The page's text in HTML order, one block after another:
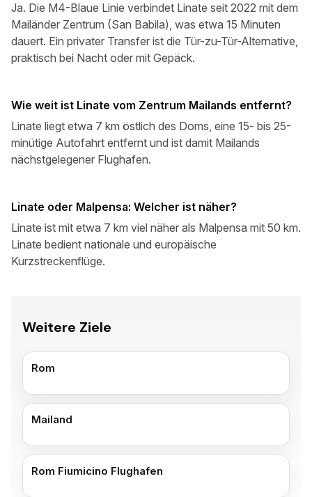
Ja. Die M4-Blaue Linie verbindet Linate seit 2022 mit dem
Mailänder Zentrum (San Babila), was etwa 15 Minuten
dauert. Ein privater Transfer ist die Tür-zu-Tür-Alternative,
praktisch bei Nacht oder mit Gepäck.
Wie weit ist Linate vom Zentrum Mailands entfernt?
Linate liegt etwa 7 km östlich des Doms, eine 15- bis 25-
minütige Autofahrt entfernt und ist damit Mailands
nächstgelegener Flughafen.
Linate oder Malpensa: Welcher ist näher?
Linate ist mit etwa 7 km viel näher als Malpensa mit 50 km.
Linate bedient nationale und europäische
Kurzstreckenflüge.
Weitere Ziele
Rom
Mailand
Rom Fiumicino Flughafen